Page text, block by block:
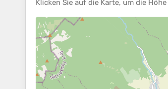
Klicken Sie auf die Karte, um die Höhe